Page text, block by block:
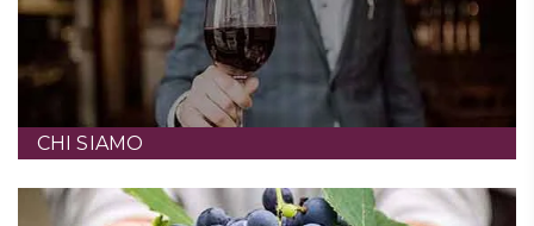
CHI SIAMO